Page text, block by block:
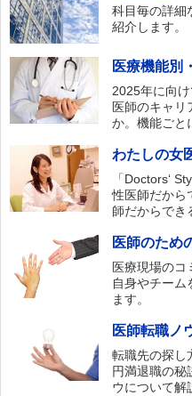
科目毎の詳細
紹介します。
医療機能別
2025年に向け
医師のキャリ
か。機能ごと
わたしの女
「Doctors‘
性医師だから
師だからでき
医師のため
医療現場のコ
自身やチーム
ます。
医師転職ノ
転職先の探し
円満退職の秘
ウについて解